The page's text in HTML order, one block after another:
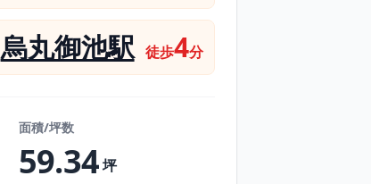
烏丸御池駅 徒歩4分
面積/坪数
59.34坪